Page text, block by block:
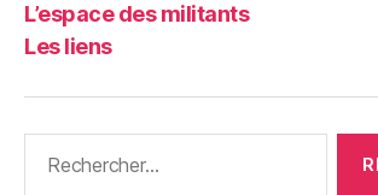
L’espace des militants
Les liens